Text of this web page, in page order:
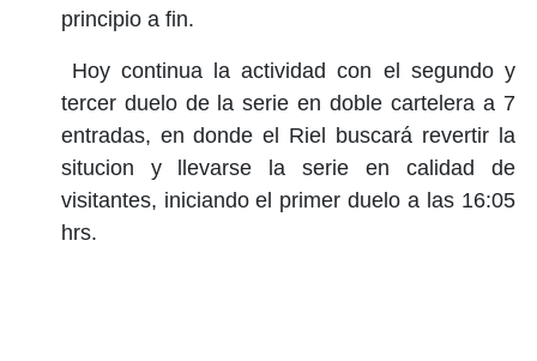
principio a fin.
Hoy continua la actividad con el segundo y
tercer duelo de la serie en doble cartelera a 7
entradas, en donde el Riel buscará revertir la
situcion y llevarse la serie en calidad de
visitantes, iniciando el primer duelo a las 16:05
hrs.